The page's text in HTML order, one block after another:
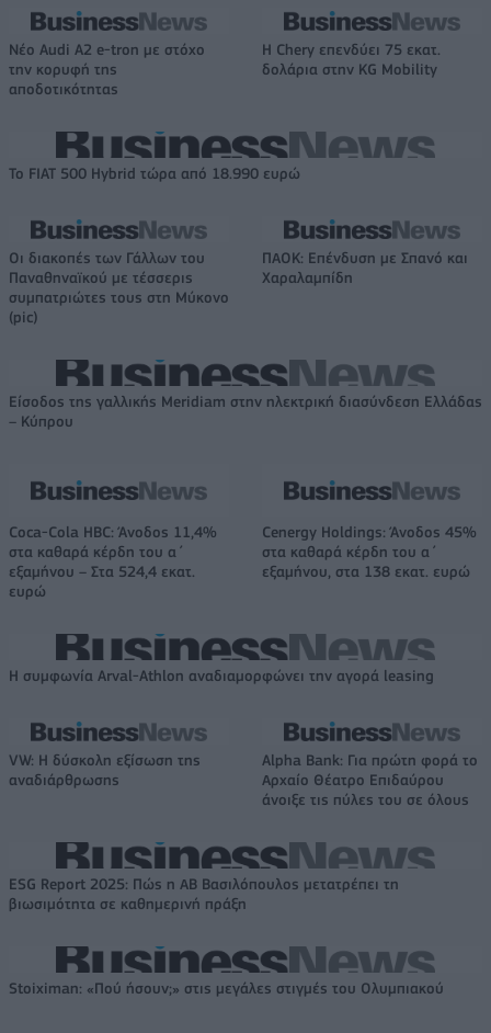
Νέο Audi A2 e-tron με στόχο
την κορυφή της
αποδοτικότητας
Η Chery επενδύει 75 εκατ.
δολάρια στην KG Mobility
Το FIAT 500 Hybrid τώρα από 18.990 ευρώ
Οι διακοπές των Γάλλων του
Παναθηναϊκού με τέσσερις
συμπατριώτες τους στη Μύκονο
(pic)
ΠΑΟΚ: Επένδυση με Σπανό και
Χαραλαμπίδη
Είσοδος της γαλλικής Meridiam στην ηλεκτρική διασύνδεση Ελλάδας
– Κύπρου
Coca-Cola HBC: Άνοδος 11,4%
στα καθαρά κέρδη του α΄
εξαμήνου – Στα 524,4 εκατ.
ευρώ
Cenergy Holdings: Άνοδος 45%
στα καθαρά κέρδη του α΄
εξαμήνου, στα 138 εκατ. ευρώ
Η συμφωνία Arval-Athlon αναδιαμορφώνει την αγορά leasing
VW: Η δύσκολη εξίσωση της
αναδιάρθρωσης
Alpha Bank: Για πρώτη φορά το
Αρχαίο Θέατρο Επιδαύρου
άνοιξε τις πύλες του σε όλους
ESG Report 2025: Πώς η ΑΒ Βασιλόπουλος μετατρέπει τη
βιωσιμότητα σε καθημερινή πράξη
Stoiximan: «Πού ήσουν;» στις μεγάλες στιγμές του Ολυμπιακού